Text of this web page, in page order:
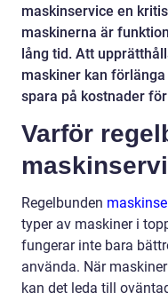
maskinservice en
maskinerna är
lång tid. Att
maskiner kan
spara på kostnader
Varför
Regelbunden
typer av maskiner i
fungerar inte bara
använda. När
kan det leda till